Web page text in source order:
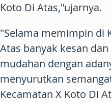
Koto Di Atas,"ujarnya.
"Selama memimpin di
Atas banyak kesan
mudahan dengan
menyurutkan
Kecamatan X Koto Di